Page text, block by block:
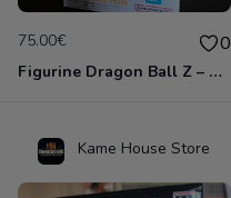
75.00€ 0
Figurine Dragon Ball Z – Son Gohan – Masterlise Plus – Ichiban Kuji VS Omnibus Amazing (Lot C) – Banpresto / Bandai Spirits – Officielle Import Japon
Kame House Store